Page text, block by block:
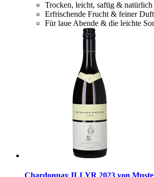
Trocken, leicht, saftig & natürlich
Erfrischende Frucht & feiner Duft
Für laue Abende & die leichte